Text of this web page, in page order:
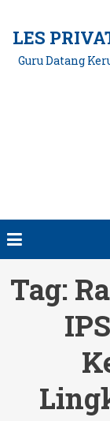
content
LES
Guru Datang
Tag: